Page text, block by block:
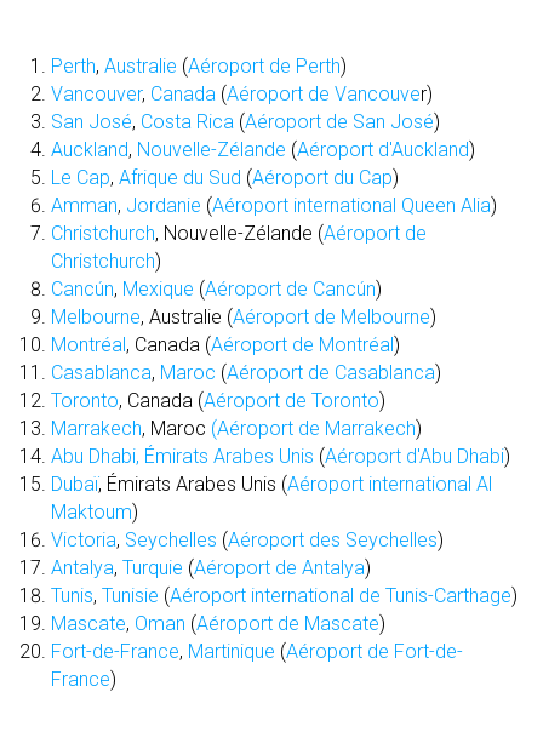
Perth, Australie (Aéroport de Perth)
Vancouver, Canada (Aéroport de Vancouver)
San José, Costa Rica (Aéroport de San José)
Auckland, Nouvelle-Zélande (Aéroport d'Auckland)
Le Cap, Afrique du Sud (Aéroport du Cap)
Amman, Jordanie (Aéroport international Queen Alia)
Christchurch, Nouvelle-Zélande (Aéroport de
Christchurch)
Cancún, Mexique (Aéroport de Cancún)
Melbourne, Australie (Aéroport de Melbourne)
Montréal, Canada (Aéroport de Montréal)
Casablanca, Maroc (Aéroport de Casablanca)
Toronto, Canada (Aéroport de Toronto)
Marrakech, Maroc (Aéroport de Marrakech)
Abu Dhabi, Émirats Arabes Unis (Aéroport d'Abu Dhabi)
Dubaï, Émirats Arabes Unis (Aéroport international Al
Maktoum)
Victoria, Seychelles (Aéroport des Seychelles)
Antalya, Turquie (Aéroport de Antalya)
Tunis, Tunisie (Aéroport international de Tunis-Carthage)
Mascate, Oman (Aéroport de Mascate)
Fort-de-France, Martinique (Aéroport de Fort-de-
France)